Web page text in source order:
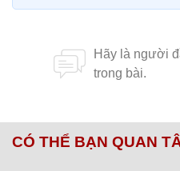
CÓ THỂ BẠN QUAN